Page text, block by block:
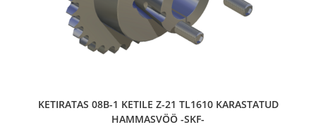
KETIRATAS 08B-1 KETILE Z-21 TL1610 KARASTATUD
HAMMASVÖÖ -SKF-